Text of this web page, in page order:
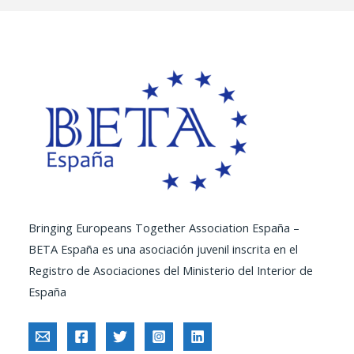
Bringing Europeans Together Association España –
BETA España es una asociación juvenil inscrita en el
Registro de Asociaciones del Ministerio del Interior de
España